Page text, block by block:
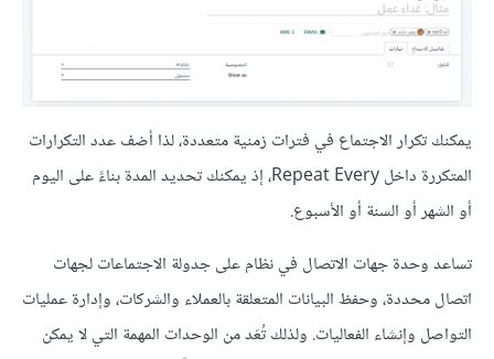
يمكنك تكرار الاجتماع في فترات زمنية متعددة، لذا أضف عدد التكرارات
المتكررة داخل Repeat Every، إذ يمكنك تحديد المدة بناءً على اليوم
أو الشهر أو السنة أو الأسبوع.
تساعد وحدة جهات الاتصال في نظام على جدولة الاجتماعات لجهات
اتصال محددة، وحفظ البيانات المتعلقة بالعملاء والشركات، وإدارة عمليات
التواصل وإنشاء الفعاليات. ولذلك تُعَد من الوحدات المهمة التي لا يمكن